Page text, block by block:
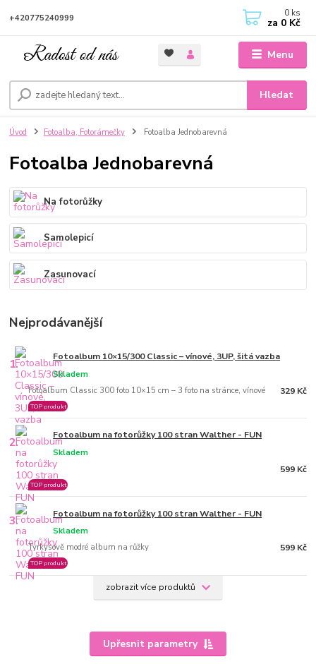
Menu
Hledat
+420775240999 0 ks
za 0 Kč
Úvod Fotoalba, Fotorámečky Fotoalba Jednobarevná
Fotoalba Jednobarevná
Na fotorůžky
Samolepicí
Zasunovací
Nejprodávanější
1. Fotoalbum 10×15/300 Classic – vínové, 3UP, šitá vazba
Fotoalbum Classic 300 foto 10×15 cm – 3 foto na stránce, vínové
Skladem
TOP produkt
329 Kč
2. Fotoalbum na fotorůžky 100 stran Walther - FUN
Skladem
TOP produkt
599 Kč
3. Fotoalbum na fotorůžky 100 stran Walther - FUN
Tyrkysově modré album na růžky
Skladem
TOP produkt
599 Kč
zobrazit více produktů
Upřesnit parametry